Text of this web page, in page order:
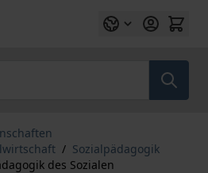
/ Sozialpädagogik
des Sozialen